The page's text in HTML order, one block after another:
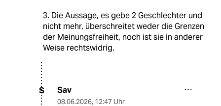
3. Die Aussage, es gebe 2 Geschlechter und
nicht mehr, überschreitet weder die Grenzen
der Meinungsfreiheit, noch ist sie in anderer
Weise rechtswidrig.
S Sav
08.06.2026, 12:47 Uhr